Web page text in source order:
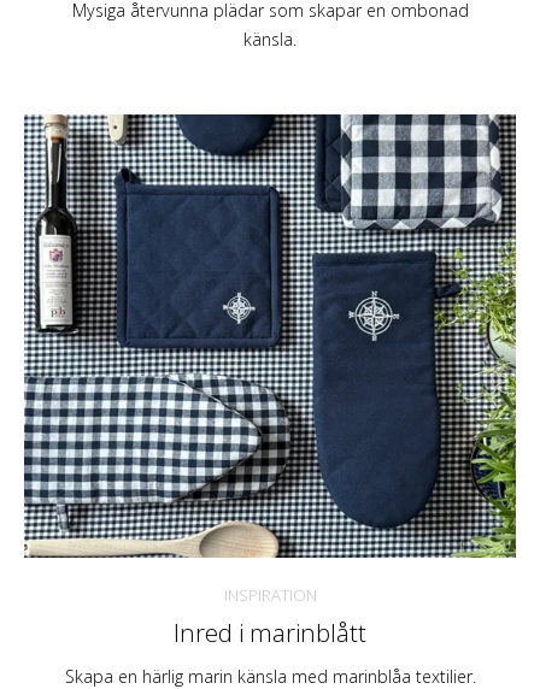
Mysiga återvunna plädar som skapar en ombonad
känsla.
INSPIRATION
Inred i marinblått
Skapa en härlig marin känsla med marinblåa textilier.